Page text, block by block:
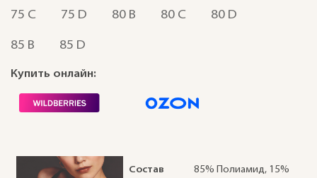
75 C 75 D 80 B 80 C 80 D
85 B 85 D
Купить онлайн:
Состав
85% Полиамид, 15%